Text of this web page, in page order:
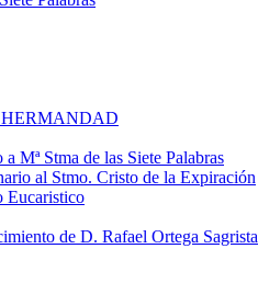
Mª Stma de las Siete Palabras
al Stmo. Cristo de la Expiración
Eucaristico
de D. Rafael Ortega Sagrista